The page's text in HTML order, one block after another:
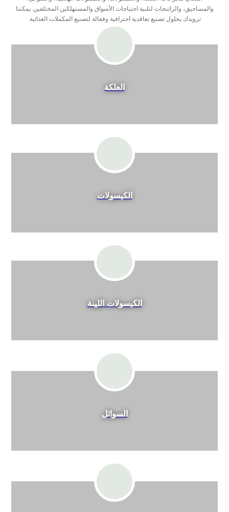
والمساحيق، والراتنجات لتلبية احتياجات الأسواق والمستهلكين المختلفين. يمكننا
تزويدك بحلول تصنيع تعاقدية احترافية وفعالة لتصنيع المكملات الغذائية.
العلكة
الكبسولات
الكبسولات اللينة
السوائل